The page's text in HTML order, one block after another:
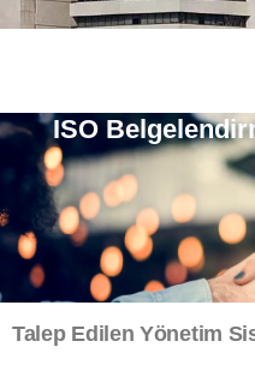
ISO
Talep Edilen Yönetim